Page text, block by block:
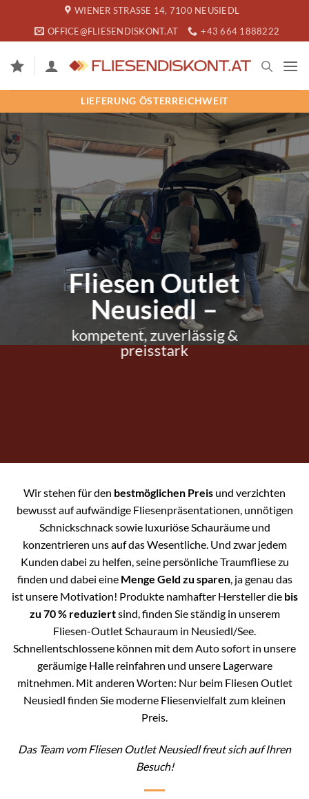
springen
WIENER STRASSE 14, 7100 NEUSIEDL
OFFICE@FLIESENDISKONT.AT
+43 664 1888222
LIEFERUNG ÖSTERREICHWEIT
Fliesen Outlet
Neusiedl –
kompetent, zuverlässig &
preisstark
Wir stehen für den bestmöglichen Preis und verzichten
bewusst auf aufwändige Fliesenpräsentationen, unnötigen
Schnickschnack sowie luxuriöse Schauräume und
konzentrieren uns auf das Wesentliche. Und zwar jedem
Kunden dabei zu helfen, seine persönliche Traumfliese zu
finden und dabei eine Menge Geld zu sparen, ja genau das
ist unsere Motivation! Produkte namhafter Hersteller die bis
zu 70 % reduziertsind, finden Sie ständig in unserem
Fliesen-Outlet Schauraum in Neusiedl/See.
Schnellentschlossene können mit dem Auto sofort in unsere
geräumige Halle reinfahren und unsere Lagerware
mitnehmen. Mit anderen Worten: Nur beim Fliesen Outlet
Neusiedl finden Sie moderne Fliesenvielfalt zum kleinen
Preis.
Das Team vom Fliesen Outlet Neusiedl freut sich auf Ihren
Besuch!